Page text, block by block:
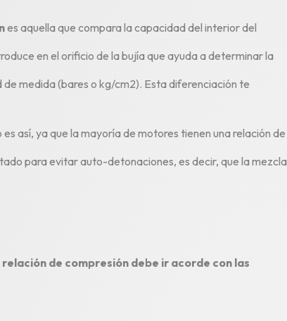
es aquella que compara la capacidad del interior del
en el orificio de la bujía que ayuda a determinar la
de medida (bares o kg/cm2). Esta diferenciación te
así, ya que la mayoría de motores tienen una relación de
para evitar auto-detonaciones, es decir, que la mezcla
relación de compresión debe ir acorde con las